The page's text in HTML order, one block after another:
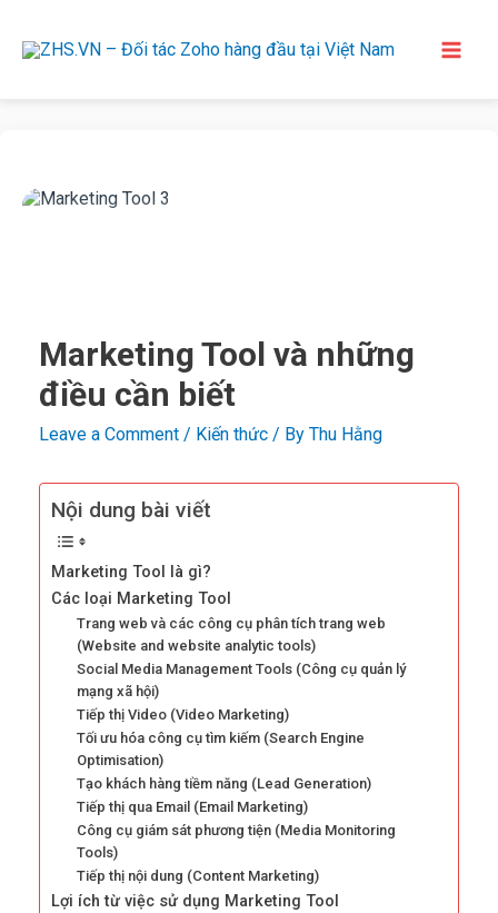
Marketing Tool và những
điều cần biết
Leave a Comment / Kiến thức / By Thu Hằng
Nội dung bài viết
Marketing Tool là gì?
Các loại Marketing Tool
Trang web và các công cụ phân tích trang web
(Website and website analytic tools)
Social Media Management Tools (Công cụ quản lý
mạng xã hội)
Tiếp thị Video (Video Marketing)
Tối ưu hóa công cụ tìm kiếm (Search Engine
Optimisation)
Tạo khách hàng tiềm năng (Lead Generation)
Tiếp thị qua Email (Email Marketing)
Công cụ giám sát phương tiện (Media Monitoring
Tools)
Tiếp thị nội dung (Content Marketing)
Lợi ích từ việc sử dụng Marketing Tool